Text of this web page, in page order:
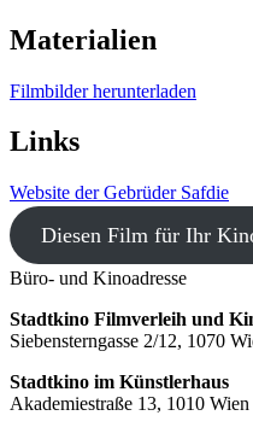
Materialien
Filmbilder herunterladen
Links
Website der Gebrüder Safdie
Diesen Film für Ihr
Büro- und Kinoadresse
Stadtkino Filmverleih und
Siebensterngasse 2/12, 1070
Stadtkino im Künstlerhaus
Akademiestraße 13, 1010 Wien